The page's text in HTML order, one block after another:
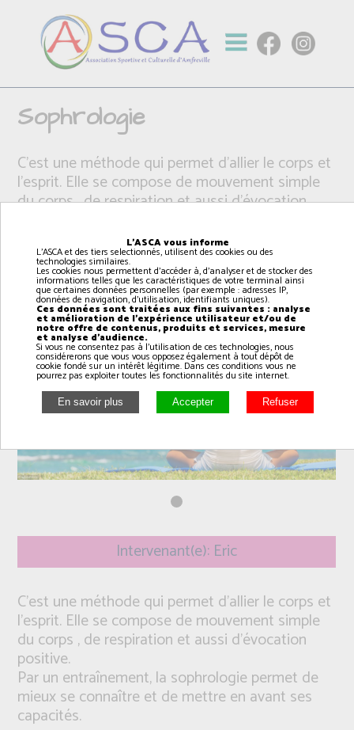
Sophrologie
C'est une méthode qui permet d'allier le corps et
l'esprit. Elle se compose de mouvement simple
du corps , de respiration et aussi d'évocation
Par un entraînement, la sophrologie permet de
mieux se connaître et de mettre en avant ses
capacités.
Intervenant(e): Eric
C'est une méthode qui permet d'allier le corps et
l'esprit. Elle se compose de mouvement simple
du corps , de respiration et aussi d'évocation
positive.
Par un entraînement, la sophrologie permet de
mieux se connaître et de mettre en avant ses
capacités.
L'ASCA vous informe
L'ASCA et des tiers selectionnés, utilisent des cookies ou des
technologies similaires.
Les cookies nous permettent d'accéder à, d'analyser et de stocker des
informations telles que les caractéristiques de votre terminal ainsi
que certaines données personnelles (par exemple : adresses IP,
données de navigation, d'utilisation, identifiants uniques).
Ces données sont traitées aux fins suivantes : analyse
et amélioration de l'expérience utilisateur et/ou de
notre offre de contenus, produits et services, mesure
et analyse d'audience.
Si vous ne consentez pas à l'utilisation de ces technologies, nous
considérerons que vous vous opposez également à tout dépôt de
cookie fondé sur un intérêt légitime. Dans ces conditions vous ne
pourrez pas exploiter toutes les fonctionnalités du site internet.